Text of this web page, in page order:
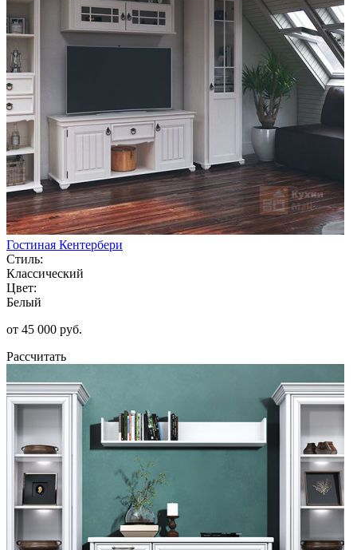
Гостиная Кентербери
Стиль:
Классический
Цвет:
Белый
от 45 000 руб.
Рассчитать